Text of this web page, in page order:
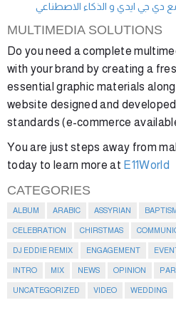
دي جي ايدي و الذكاء الاصطناعي
MULTIMEDIA SOLUTIONS
Do you need a complete
with your brand by creating a
essential graphic materials
website designed and
standards (e-commerce
You are just steps away from
today to learn more at E11World
CATEGORIES
ALBUM ARABIC ASSYRIAN
CELEBRATION CHIRSTMAS
DJ EDDIE REMIX ENGAGEMENT
INTRO MIX NEWS OPINION
UNCATEGORIZED VIDEO WEDDING